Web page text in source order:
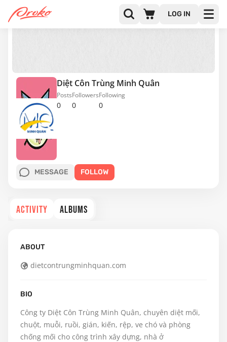
LOG IN
Diệt Côn Trùng Minh Quân
0
Posts
0
Followers
0
Following
MESSAGE FOLLOW
ACTIVITY ALBUMS
ABOUT
dietcontrungminhquan.com
BIO
Công ty Diệt Côn Trùng Minh Quân, chuyên diệt mối,
chuột, muỗi, ruồi, gián, kiến, rệp, ve chó và phòng
chống mối cho công trình xây dựng, nhà ở